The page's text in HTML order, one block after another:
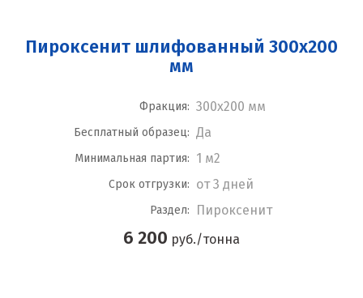
Пироксенит шлифованный 300x200
мм
Фракция: 300x200 мм
Бесплатный образец: Да
Минимальная партия: 1 м2
Срок отгрузки: от 3 дней
Раздел: Пироксенит
6 200 руб./тонна